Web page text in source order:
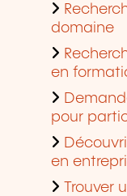
domaine
en
pour
en
Trouver